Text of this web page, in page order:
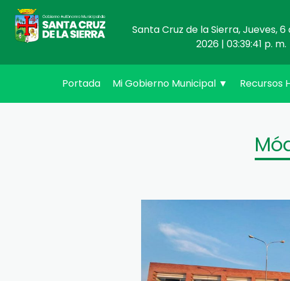
Santa Cruz de la Sierra, Jueves,
2026 | 03:39:41 p. m.
Portada(current)
Mi Gobierno Municipal ▼ Recursos